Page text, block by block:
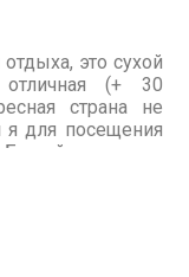
это сухой
(+ 30
страна не
я для посещения
песок,